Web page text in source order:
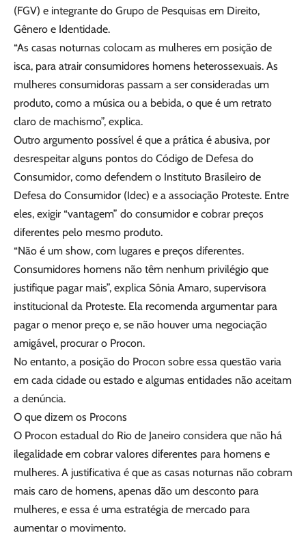
(FGV) e integrante do Grupo de Pesquisas em Direito,
Gênero e Identidade.
“As casas noturnas colocam as mulheres em posição de
isca, para atrair consumidores homens heterossexuais. As
mulheres consumidoras passam a ser consideradas um
produto, como a música ou a bebida, o que é um retrato
claro de machismo”, explica.
Outro argumento possível é que a prática é abusiva, por
desrespeitar alguns pontos do Código de Defesa do
Consumidor, como defendem o Instituto Brasileiro de
Defesa do Consumidor (Idec) e a associação Proteste. Entre
eles, exigir “vantagem” do consumidor e cobrar preços
diferentes pelo mesmo produto.
“Não é um show, com lugares e preços diferentes.
Consumidores homens não têm nenhum privilégio que
justifique pagar mais”, explica Sônia Amaro, supervisora
institucional da Proteste. Ela recomenda argumentar para
pagar o menor preço e, se não houver uma negociação
amigável, procurar o Procon.
No entanto, a posição do Procon sobre essa questão varia
em cada cidade ou estado e algumas entidades não aceitam
a denúncia.
O que dizem os Procons
O Procon estadual do Rio de Janeiro considera que não há
ilegalidade em cobrar valores diferentes para homens e
mulheres. A justificativa é que as casas noturnas não cobram
mais caro de homens, apenas dão um desconto para
mulheres, e essa é uma estratégia de mercado para
aumentar o movimento.